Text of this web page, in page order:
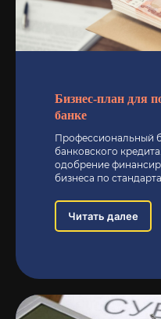
Бизнес-план для
банке
Профессиональный
банковского
одобрение
бизнеса по
Читать далее